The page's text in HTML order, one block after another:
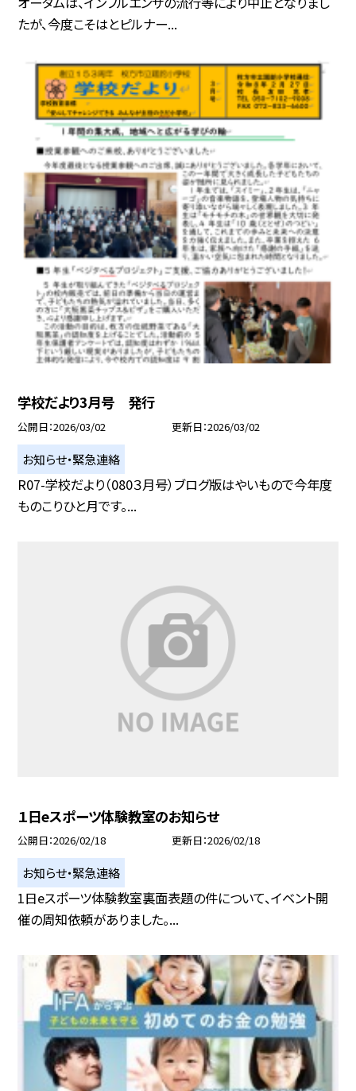
たが、今度こそはとピルナー...
学校だより3月号 発行
公開日 2026/03/02 更新日 2026/03/02
お知らせ・緊急連絡
R07-学校だより（080３月号）ブログ版はやいもので今年度
ものこりひと月です。...
１日eスポーツ体験教室のお知らせ
公開日 2026/02/18 更新日 2026/02/18
お知らせ・緊急連絡
1日eスポーツ体験教室裏面表題の件について、イベント開
催の周知依頼がありました。...